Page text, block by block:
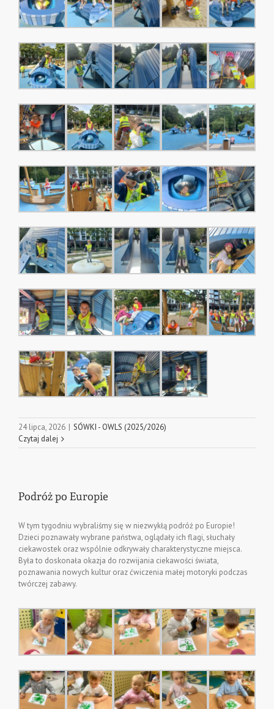
24 lipca, 2026 | SÓWKI - OWLS (2025/2026)
Czytaj dalej
Podróż po Europie
W tym tygodniu wybraliśmy się w niezwykłą podróż po Europie!
Dzieci poznawały wybrane państwa, oglądały ich flagi, słuchały
ciekawostek oraz wspólnie odkrywały charakterystyczne miejsca.
Była to doskonała okazja do rozwijania ciekawości świata,
poznawania nowych kultur oraz ćwiczenia małej motoryki podczas
twórczej zabawy.